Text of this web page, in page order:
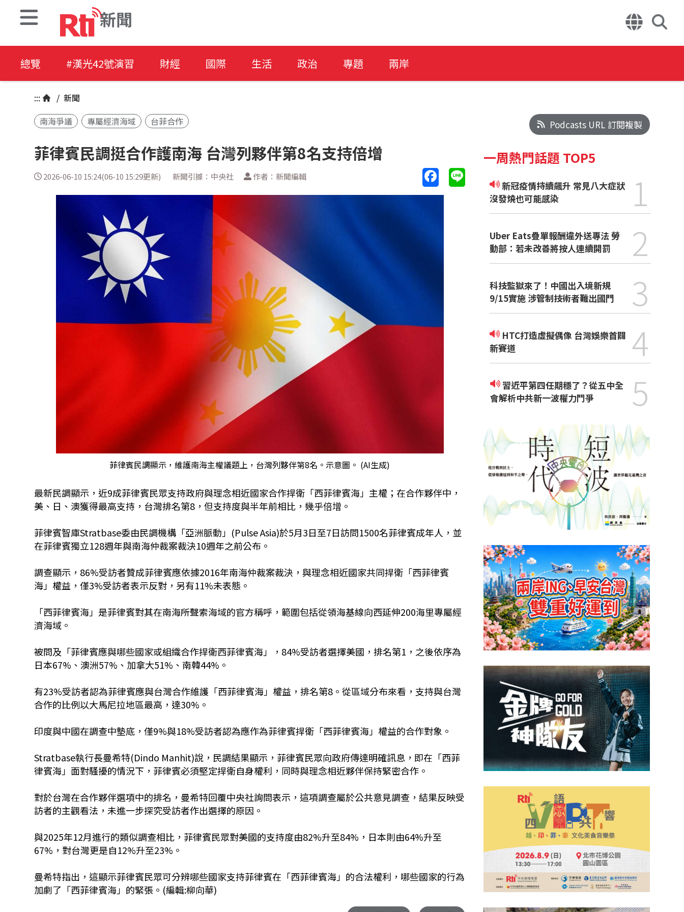
新聞
總覽 #漢光42號演習 財經 國際 生活 政治 專題 兩岸
::: / 新聞
南海爭議
專屬經濟海域 台菲合作
菲律賓民調挺合作護南海 台灣列夥伴第8名支持倍增
2026-06-10 15:24(06-10 15:29更新) 新聞引據：中央社 作者：新聞編輯
菲律賓民調顯示，維護南海主權議題上，台灣列夥伴第8名。示意圖。 (AI生成)
最新民調顯示，近9成菲律賓民眾支持政府與理念相近國家合作捍衛「西菲律賓海」主權；在合作夥伴中，
美、日、澳獲得最高支持，台灣排名第8，但支持度與半年前相比，幾乎倍增。
菲律賓智庫Stratbase委由民調機構「亞洲脈動」(Pulse Asia)於5月3日至7日訪問1500名菲律賓成年人，並
在菲律賓獨立128週年與南海仲裁案裁決10週年之前公布。
調查顯示，86%受訪者贊成菲律賓應依據2016年南海仲裁案裁決，與理念相近國家共同捍衛「西菲律賓
海」權益，僅3%受訪者表示反對，另有11%未表態。
「西菲律賓海」是菲律賓對其在南海所聲索海域的官方稱呼，範圍包括從領海基線向西延伸200海里專屬經
濟海域。
被問及「菲律賓應與哪些國家或組織合作捍衛西菲律賓海」，84%受訪者選擇美國，排名第1，之後依序為
日本67%、澳洲57%、加拿大51%、南韓44%。
有23%受訪者認為菲律賓應與台灣合作維護「西菲律賓海」權益，排名第8。從區域分布來看，支持與台灣
合作的比例以大馬尼拉地區最高，達30%。
印度與中國在調查中墊底，僅9%與18%受訪者認為應作為菲律賓捍衛「西菲律賓海」權益的合作對象。
Stratbase執行長曼希特(Dindo Manhit)說，民調結果顯示，菲律賓民眾向政府傳達明確訊息，即在「西菲
律賓海」面對騷擾的情況下，菲律賓必須堅定捍衛自身權利，同時與理念相近夥伴保持緊密合作。
對於台灣在合作夥伴選項中的排名，曼希特回覆中央社詢問表示，這項調查屬於公共意見調查，結果反映受
訪者的主觀看法，未進一步探究受訪者作出選擇的原因。
與2025年12月進行的類似調查相比，菲律賓民眾對美國的支持度由82%升至84%，日本則由64%升至
67%，對台灣更是自12%升至23%。
曼希特指出，這顯示菲律賓民眾可分辨哪些國家支持菲律賓在「西菲律賓海」的合法權利，哪些國家的行為
加劇了「西菲律賓海」的緊張。(編輯:柳向華)
Podcasts URL 訂閱複製
一周熱門話題 TOP5
新冠疫情持續飆升 常見八大症狀
沒發燒也可能感染
1
Uber Eats疊單報酬違外送專法 勞
動部：若未改善將按人連續開罰
2
科技監獄來了！中國出入境新規
9/15實施 涉管制技術者難出國門
3
新賽道
4
習近平第四任期穩了？從五中全
會解析中共新一波權力鬥爭
5